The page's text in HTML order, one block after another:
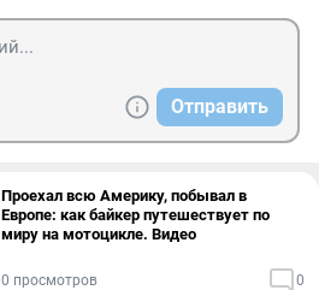
Отправить
Проехал всю Америку, побывал в
Европе: как байкер путешествует по
миру на мотоцикле. Видео
0 просмотров 0